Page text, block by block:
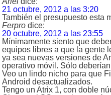
21 octubre, 2012 a las 3:20
También el presupuesto esta
Ferpro dice:
20 octubre, 2012 a las 23:55
Mínimamente siento que
equipos libres a que la gente
ya sea nuevas versiones de
operativo móvil. Sólo
Veo un lindo nicho para que
Android desactualizados.
Tengo un Atrix 1, con doble